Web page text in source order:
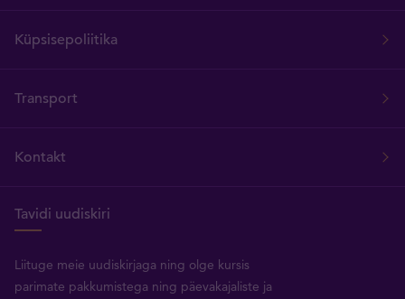
Küpsisepoliitika
Transport
Kontakt
Tavidi uudiskiri
Liituge meie uudiskirjaga ning olge kursis
parimate pakkumistega ning päevakajaliste ja